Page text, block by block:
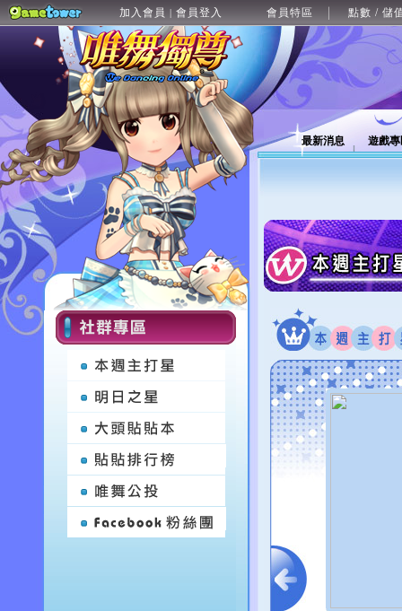
加入會員 | 會員登入 會員特區 點數 / 儲
最新消息 遊戲